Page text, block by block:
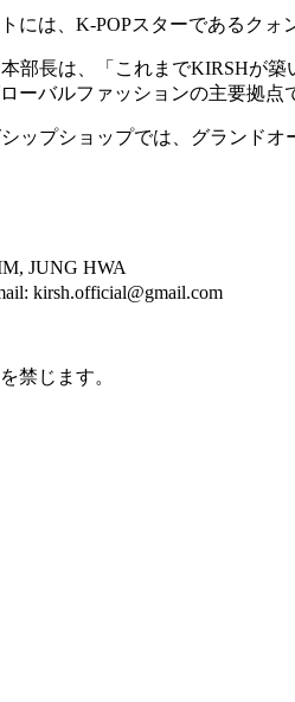
には、K-POPスターであるク
部長は、「これまでKIRSHが
ーバルファッションの主要拠
ップショップでは、グランド
JUNG HWA
kirsh.official@gmail.com
禁じます。